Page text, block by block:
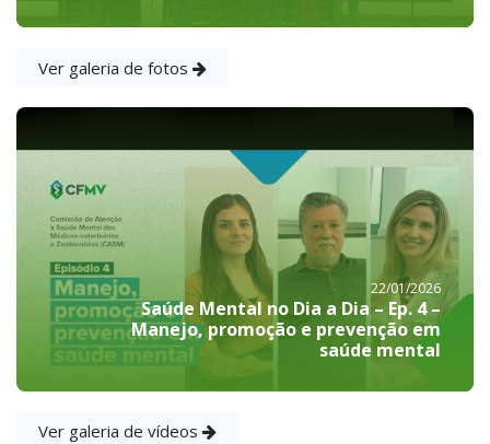
Ver galeria de fotos
22/01/2026
Saúde Mental no Dia a Dia – Ep. 4 –
Manejo, promoção e prevenção em
saúde mental
Ver galeria de vídeos